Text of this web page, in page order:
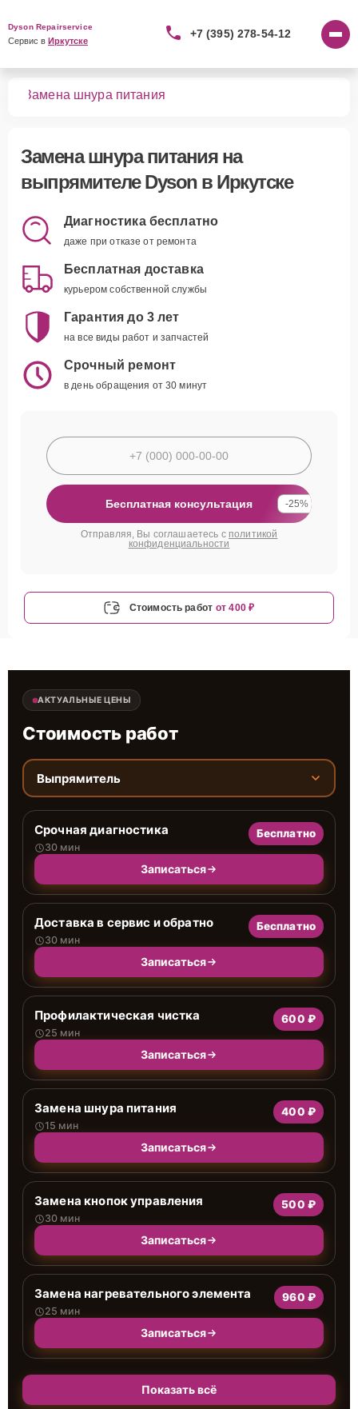
Dyson Repairservice
Сервис в Иркутске
+7 (395) 278-54-12
Замена шнура питания
Замена шнура питанияна
выпрямителе Dyson в Иркутске
Диагностика бесплатно
даже при отказе от ремонта
Бесплатная доставка
курьером собственной службы
Гарантия до 3 лет
на все виды работ и запчастей
Срочный ремонт
в день обращения от 30 минут
Бесплатная консультация -25%
Отправляя, Вы соглашаетесь с политикой
конфиденциальности
Стоимость работ от 400 ₽
АКТУАЛЬНЫЕ ЦЕНЫ
Стоимость работ
Выпрямитель
Срочная диагностика
30 мин
Бесплатно
Записаться
Доставка в сервис и обратно
30 мин
Бесплатно
Записаться
Профилактическая чистка
25 мин
600 ₽
Записаться
Замена шнура питания
15 мин
400 ₽
Записаться
Замена кнопок управления
30 мин
500 ₽
Записаться
Замена нагревательного элемента
25 мин
960 ₽
Записаться
Показать всё